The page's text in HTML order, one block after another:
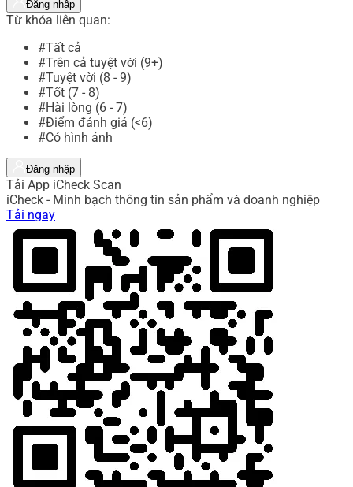
Đăng nhập
Từ khóa liên quan:
#Tất cả
#Trên cả tuyệt vời (9+)
#Tuyệt vời (8 - 9)
#Tốt (7 - 8)
#Hài lòng (6 - 7)
#Điểm đánh giá (<6)
#Có hình ảnh
Đăng nhập
Tải App iCheck Scan
iCheck - Minh bạch thông tin sản phẩm và doanh nghiệp
Tải ngay